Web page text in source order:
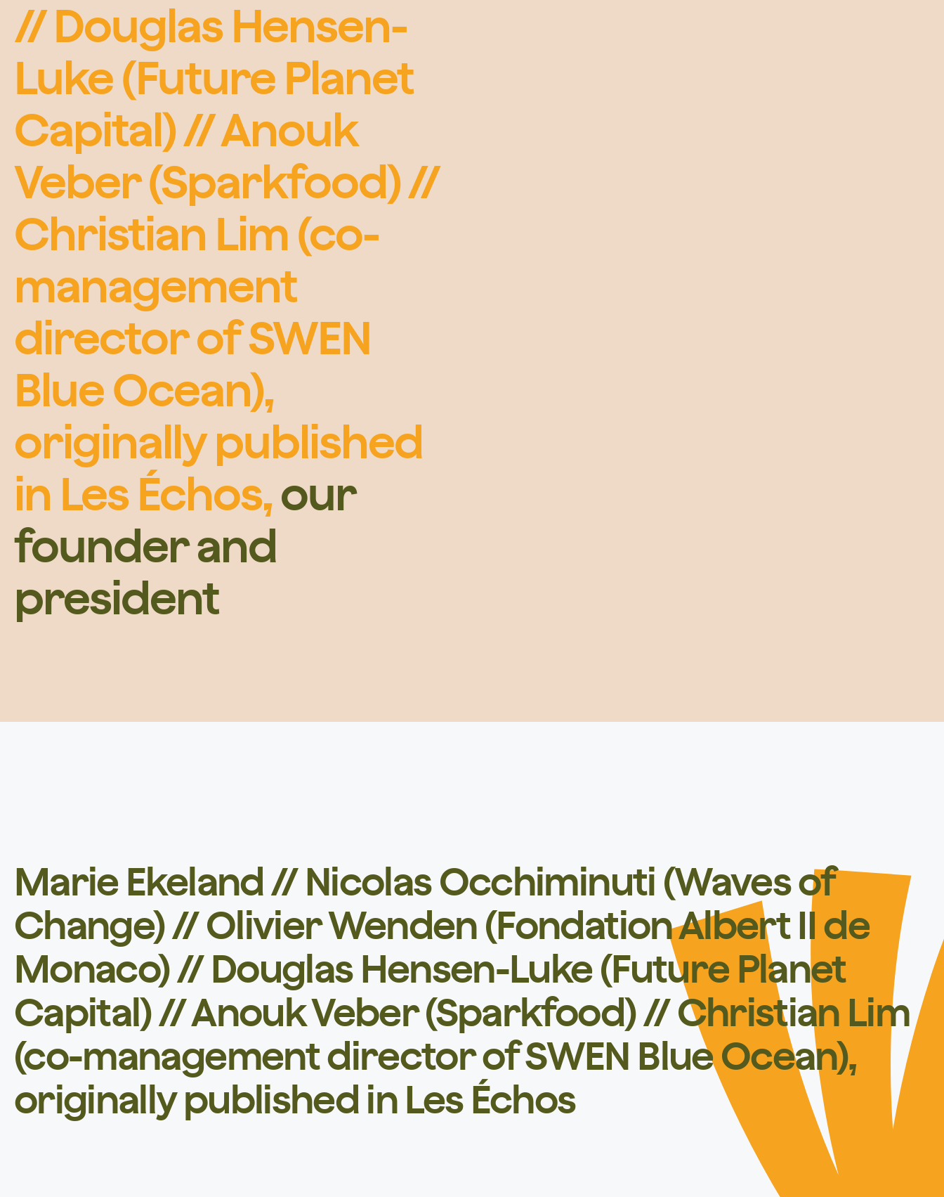
// Douglas Hensen-
Luke (Future Planet
Capital) // Anouk
Veber (Sparkfood) //
Christian Lim (co-
management
director of SWEN
Blue Ocean),
originally published
in Les Échos, our
founder and
president
Marie Ekeland // Nicolas Occhiminuti (Waves of
Change) // Olivier Wenden (Fondation Albert II de
Monaco) // Douglas Hensen-Luke (Future Planet
Capital) // Anouk Veber (Sparkfood) // Christian Lim
(co-management director of SWEN Blue Ocean),
originally published in Les Échos